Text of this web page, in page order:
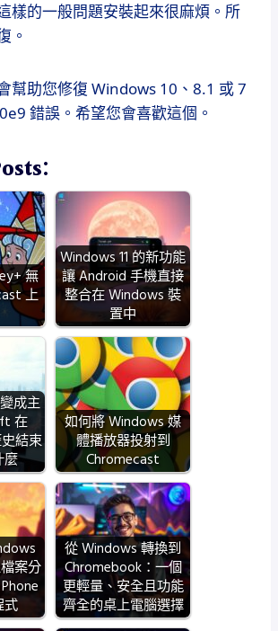
樣的一般問題安裝起來很麻煩。 所
。
幫助您修復 Windows 10、8.1 或 7
錯誤。希望您會喜歡這個。
無
上
Windows 11 的新功能
讓 Android 手機直接
整合在 Windows 裝
置中
成主
在
結束
麼
如何將 Windows 媒
體播放器投射到
Chromecast
案分
式
從 Windows 轉換到
Chromebook：一個
更輕量、安全且功能
齊全的桌上電腦選擇